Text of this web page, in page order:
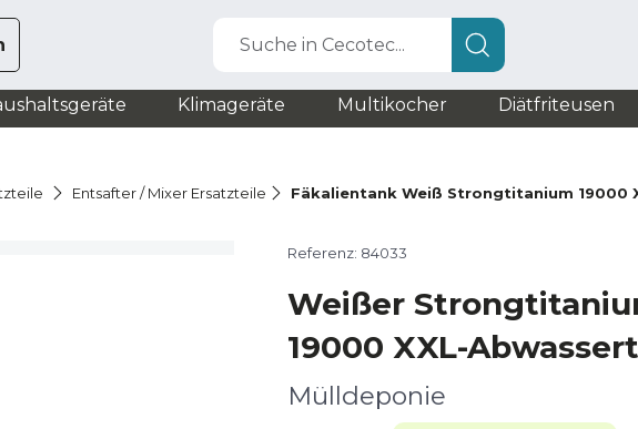
Suche in Cecotec...
Klimageräte Multikocher Diätfriteusen
Entsafter / Mixer Ersatzteile Fäkalientank Weiß Strongtitanium 19000
Referenz: 84033
Weißer
19000 XXL-
Mülldeponie